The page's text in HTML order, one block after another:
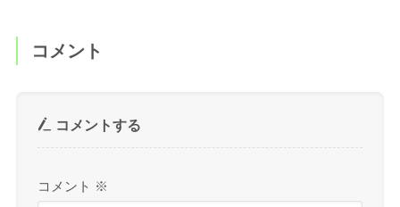
コメント
コメントする
コメント ※